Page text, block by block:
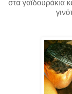
στα γαϊδουράκια